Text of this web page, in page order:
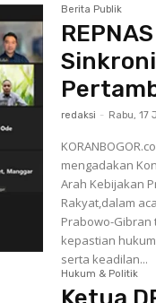
Berita Publik
redaksi - Rabu, 17
mengadakan
Arah Kebijakan
Rakyat,dalam
Prabowo-
kepastian
serta keadilan...
Hukum & Politik